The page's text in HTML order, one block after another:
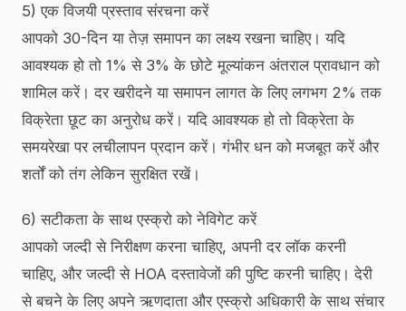
5) एक विजयी प्रस्ताव संरचना करें
आपको 30-दिन या तेज़ समापन का लक्ष्य रखना चाहिए। यदि
आवश्यक हो तो 1% से 3% के छोटे मूल्यांकन अंतराल प्रावधान को
शामिल करें। दर खरीदने या समापन लागत के लिए लगभग 2% तक
विक्रेता छूट का अनुरोध करें। यदि आवश्यक हो तो विक्रेता के
समयरेखा पर लचीलापन प्रदान करें। गंभीर धन को मजबूत करें और
शर्तों को तंग लेकिन सुरक्षित रखें।
6) सटीकता के साथ एस्क्रो को नेविगेट करें
आपको जल्दी से निरीक्षण करना चाहिए, अपनी दर लॉक करनी
चाहिए, और जल्दी से HOA दस्तावेजों की पुष्टि करनी चाहिए। देरी
से बचने के लिए अपने ऋणदाता और एस्क्रो अधिकारी के साथ संचार